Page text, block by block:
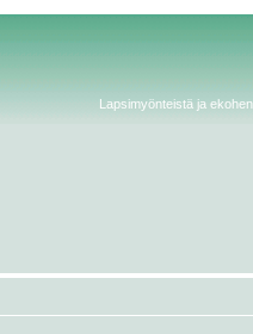
Lapsimyönteistä ja